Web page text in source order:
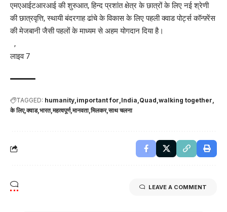
एमएआईटआरआई की शुरुआत, हिन्द प्रशांत क्षेत्र के छात्रों के लिए नई श्रेणी
की छात्रवृत्ति, स्थायी बंदरगाह ढांचे के विकास के लिए पहली क्वाड पोर्ट्स कॉन्फ़्रेंस
की मेजबानी जैसी पहलों के माध्यम से अहम योगदान दिया है।
,
लाइव 7
TAGGED: humanity important for India Quad walking together
के लिए क्वाड भारत महत्वपूर्ण मानवता मिलकर साथ चलना
LEAVE A COMMENT